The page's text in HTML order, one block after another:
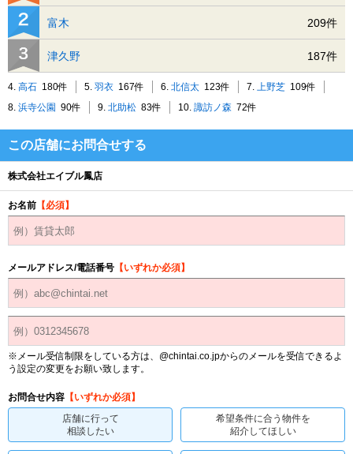
富木 209件
津久野 187件
4. 高石 180件 5. 羽衣 167件 6. 北信太 123件 7. 上野芝 109件
8. 浜寺公園 90件 9. 北助松 83件 10. 諏訪ノ森 72件
この店舗にお問合せする
株式会社エイブル鳳店
お名前 【必須】
メールアドレス/電話番号 【いずれか必須】
※メール受信制限をしている方は、@chintai.co.jpからのメールを受信できるよ
う設定の変更をお願い致します。
お問合せ内容 【いずれか必須】
店舗に行って
相談したい
希望条件に合う物件を
紹介してほしい